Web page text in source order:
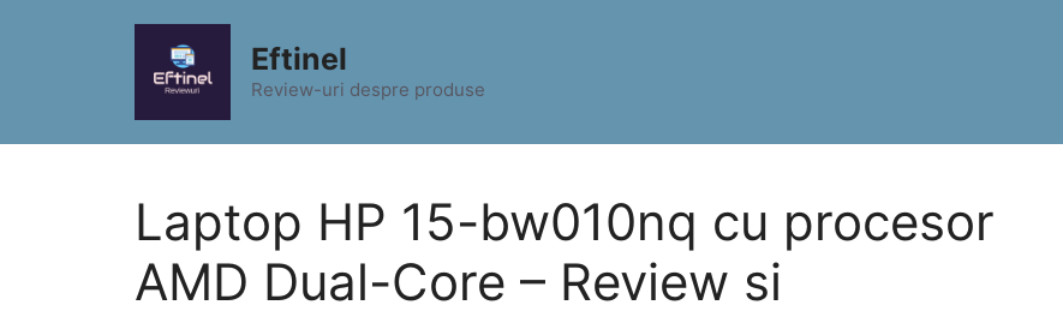
Eftinel
Review-uri despre produse
Laptop HP 15-bw010nq cu procesor
AMD Dual-Core – Review si